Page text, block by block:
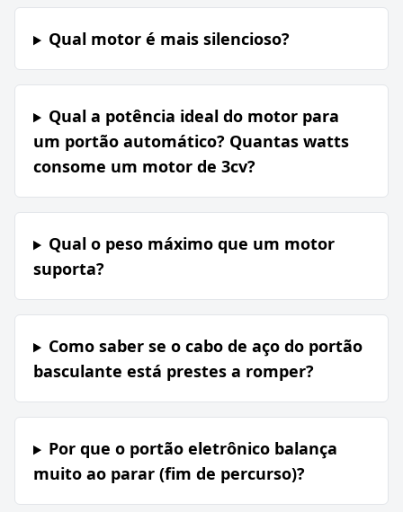
Qual motor é mais silencioso?
Qual a potência ideal do motor para
um portão automático? Quantas watts
consome um motor de 3cv?
Qual o peso máximo que um motor
suporta?
Como saber se o cabo de aço do portão
basculante está prestes a romper?
Por que o portão eletrônico balança
muito ao parar (fim de percurso)?